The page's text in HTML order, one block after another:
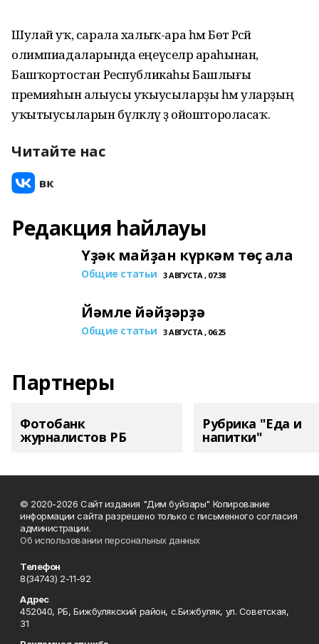
Шулай уҡ, сарала халыҡ-ара һәм Бөтә Рәсәй
олимпиадаларында еңеүселәр араһынан,
Башҡортостан Республикаһы Башлығы
премияһын алыусы уҡыусыларҙы һәм уларҙың
уҡытыусыларын бүләкләү ҙә ойоштороласаҡ.
Читайте нас
Редакция һайлауы
Үҙәк майҙан күркәм төҫ ала
Общие статьи 3 АВГУСТА , 07:38
Йәмле йәйҙәрҙә
Общие статьи 3 АВГУСТА , 06:25
Партнеры
Фотобанк
журналистов РБ
Рубрика "Еда и
напитки"
© 2020-2026 Сайт издания "Дим буйзары" Копирование
информации сайта разрешено только с письменного согласия
администрации.
Об использовании персональных данных
Телефон
8(34743) 2-11-92
Адрес
452040, РБ, Бижбулякский район, с.Бижбуляк, ул. Советская,
31